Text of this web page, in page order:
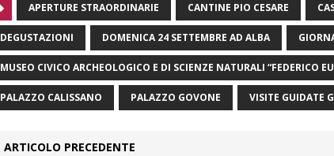
APERTURE STRAORDINARIE CANTINE PIO CESARE
DEGUSTAZIONI DOMENICA 24 SETTEMBRE AD ALBA
MUSEO CIVICO ARCHEOLOGICO E DI SCIENZE NATURALI “FEDERICO
PALAZZO CALISSANO PALAZZO GOVONE VISITE GUIDATE
ARTICOLO PRECEDENTE